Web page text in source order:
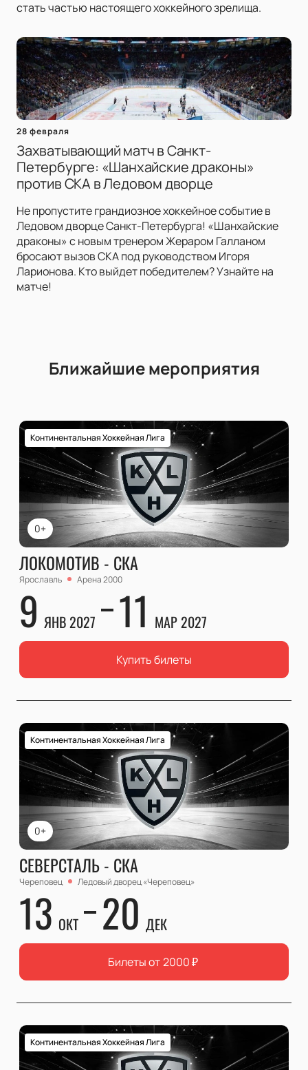
стать частью настоящего хоккейного зрелища.
28 февраля
Захватывающий матч в Санкт-
Петербурге: «Шанхайские драконы»
против СКА в Ледовом дворце
Не пропустите грандиозное хоккейное событие в
Ледовом дворце Санкт-Петербурга! «Шанхайские
драконы» с новым тренером Жераром Галланом
бросают вызов СКА под руководством Игоря
Ларионова. Кто выйдет победителем? Узнайте на
матче!
Ближайшие мероприятия
0+
Континентальная Хоккейная Лига
ЛОКОМОТИВ - СКА
Ярославль Арена 2000
9 ЯНВ 2027 11 МАР 2027
Купить билеты
0+
Континентальная Хоккейная Лига
СЕВЕРСТАЛЬ - СКА
Череповец Ледовый дворец «Череповец»
13 ОКТ 20 ДЕК
Билеты от 2000₽
Континентальная Хоккейная Лига